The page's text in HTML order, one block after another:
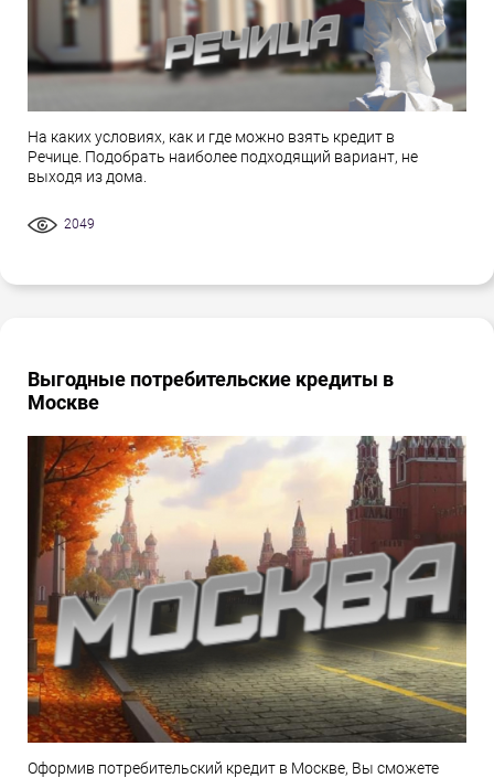
На каких условиях, как и где можно взять кредит в
Речице. Подобрать наиболее подходящий вариант, не
выходя из дома.
2049
Выгодные потребительские кредиты в
Москве
Оформив потребительский кредит в Москве, Вы сможете